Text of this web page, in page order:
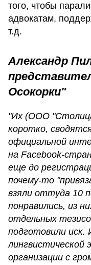
того, чтобы
адвокатам,
т.д.
Александр
Осокорки"
"Их (ООО
коротко,
официальной
на Facebook-
еще до
почему-то
взяли оттуда 10
понравились, из
отдельных
подготовили иск.
лингвистической
организации с